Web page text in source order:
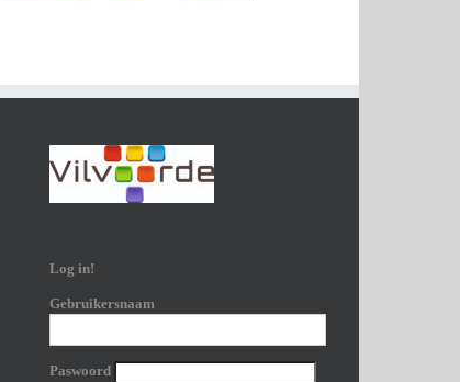
Log in!
Gebruikersnaam
Paswoord